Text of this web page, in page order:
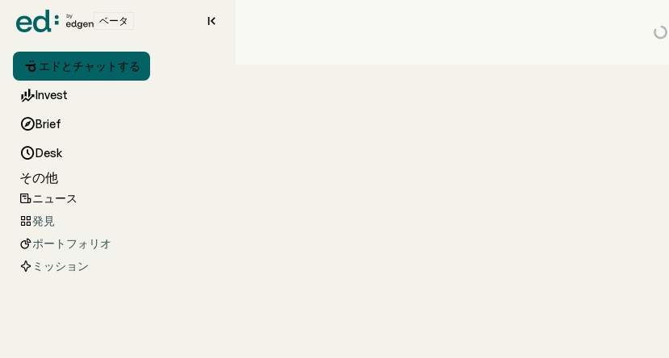
ベータ 
 エドとチャットする
Invest
Brief
Desk
その他
ニュース
発見
ポートフォリオ
ミッション